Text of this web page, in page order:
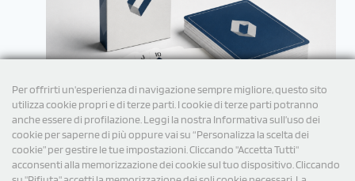
Per offrirti un'esperienza di navigazione sempre migliore, questo sito
utilizza cookie propri e di terze parti. I cookie di terze parti potranno
anche essere di profilazione. Leggi la nostra Informativa sull’uso dei
cookie per saperne di più oppure vai su “Personalizza la scelta dei
cookie” per gestire le tue impostazioni. Cliccando "Accetta Tutti"
acconsenti alla memorizzazione dei cookie sul tuo dispositivo. Cliccando